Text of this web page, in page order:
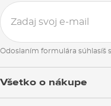
Odoslaním formulára súhlasíš s
Všetko o nákupe